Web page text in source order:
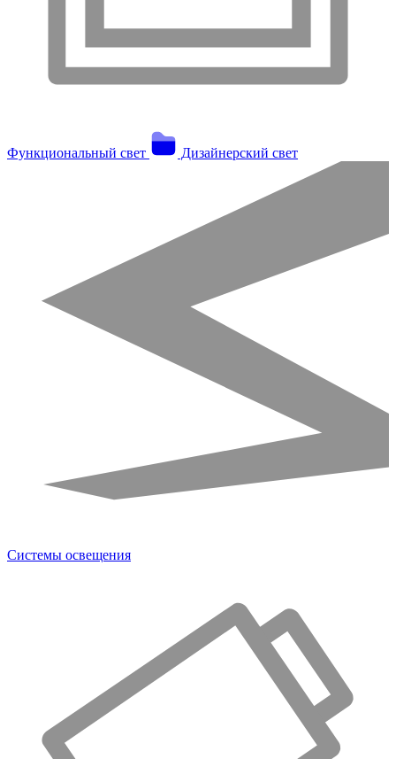
Функциональный свет Дизайнерский свет
Системы освещения